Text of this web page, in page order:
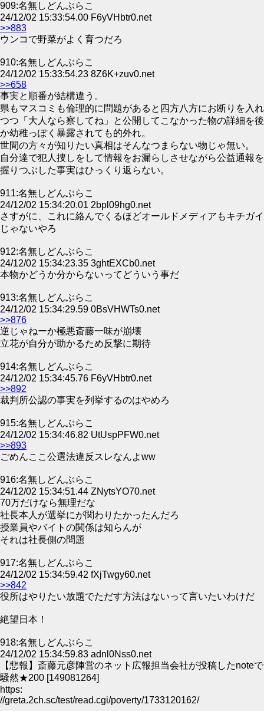
909:名無しどんぶらこ
24/12/02 15:33:54.00 F6yVHbtr0.net
>>883
ウンコで野菜がよく育つだろ
910:名無しどんぶらこ
24/12/02 15:33:54.23 8Z6K+zuv0.net
>>658
事実と順番が結構違う。
県もマスコミも倫理的に問題があると四方八方にお断りを入れ
つつ「大人なら察してね」と公開してこなかった物の詳細を後
か幼稚っぽく暴露されても的外れ。
世間の方々が知りたい真相はそんなつまらない物じゃ無い。
自分達で犯人捜しをして情報をお漏らしさせながら公益通報を
握りつぶした事実はひっくり返らない。
911:名無しどんぶらこ
24/12/02 15:34:20.01 2bpl09hg0.net
さすがに、これに絡んでくるほどオールドメディアもキチガイ
じゃないやろ
912:名無しどんぶらこ
24/12/02 15:34:23.35 3ghtEXCb0.net
本物かどうか分からないってどういう事だ
913:名無しどんぶらこ
24/12/02 15:34:29.59 0BsVHWTs0.net
>>876
逆じゃねーか極悪斎藤一味が崩壊
立花が自分が助かるため反撃に期待
914:名無しどんぶらこ
24/12/02 15:34:45.76 F6yVHbtr0.net
>>892
裁判所公認の事実を列挙するのはやめろ
915:名無しどんぶらこ
24/12/02 15:34:46.82 UtUspPFW0.net
>>893
ごめんここ公選法違反スレなんよww
916:名無しどんぶらこ
24/12/02 15:34:51.44 ZNytsYO70.net
70万だけなら無理だな
社長本人が選挙にが関わりたかったんだろ
授業員やバイトの関係は知らんが
それは社長側の問題
917:名無しどんぶらこ
24/12/02 15:34:59.42 fXjTwgy60.net
>>842
役所はやりたい放題でただす方法はないって言いたいわけだ
絶望日本！
918:名無しどんぶらこ
24/12/02 15:34:59.83 adnl0Nss0.net
【悲報】斎藤元彦陣営のネット広報担当会社が投稿したnoteで
騒然★200 [149081264]
https:
//greta.2ch.sc/test/read.cgi/poverty/1733120162/